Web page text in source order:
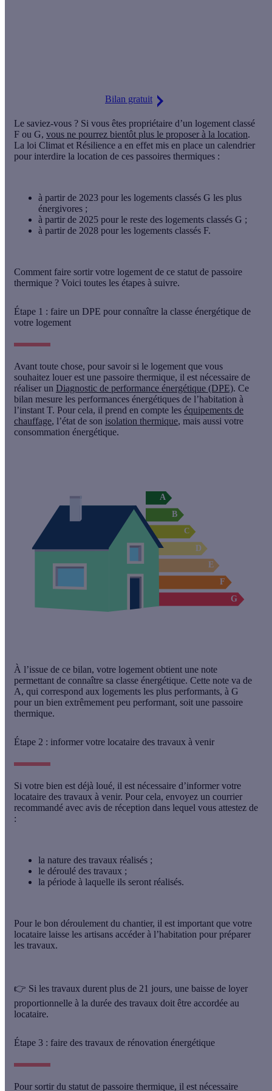
Bilan gratuit
Le saviez-vous ? Si vous êtes propriétaire d’un logement classé
F ou G, vous ne pourrez bientôt plus le proposer à la location.
La loi Climat et Résilience a en effet mis en place un calendrier
pour interdire la location de ces passoires thermiques :
à partir de 2023 pour les logements classés G les plus
énergivores ;
à partir de 2025 pour le reste des logements classés G ;
à partir de 2028 pour les logements classés F.
Comment faire sortir votre logement de ce statut de passoire
thermique ? Voici toutes les étapes à suivre.
Étape 1 : faire un DPE pour connaître la classe énergétique de
votre logement
Avant toute chose, pour savoir si le logement que vous
souhaitez louer est une passoire thermique, il est nécessaire de
réaliser un Diagnostic de performance énergétique (DPE). Ce
bilan mesure les performances énergétiques de l’habitation à
l’instant T. Pour cela, il prend en compte les équipements de
chauffage, l’état de son isolation thermique, mais aussi votre
consommation énergétique.
À l’issue de ce bilan, votre logement obtient une note
permettant de connaître sa classe énergétique. Cette note va de
A, qui correspond aux logements les plus performants, à G
pour un bien extrêmement peu performant, soit une passoire
thermique.
Étape 2 : informer votre locataire des travaux à venir
Si votre bien est déjà loué, il est nécessaire d’informer votre
locataire des travaux à venir. Pour cela, envoyez un courrier
recommandé avec avis de réception dans lequel vous attestez de
:
la nature des travaux réalisés ;
le déroulé des travaux ;
la période à laquelle ils seront réalisés.
Pour le bon déroulement du chantier, il est important que votre
locataire laisse les artisans accéder à l’habitation pour préparer
les travaux.
👉 Si les travaux durent plus de 21 jours, une baisse de loyer
proportionnelle à la durée des travaux doit être accordée au
locataire.
Étape 3 : faire des travaux de rénovation énergétique
Pour sortir du statut de passoire thermique, il est nécessaire